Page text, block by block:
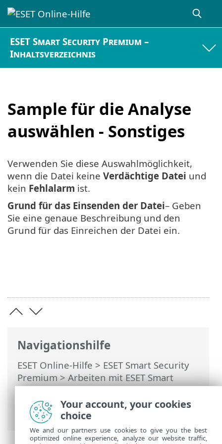
ESET Smart Security Premium –
Inhaltsverzeichnis
Sample für die Analyse
auswählen - Sonstiges
Navigationshilfe
ESET Online-Hilfe > ESET Smart Security
Premium>Arbeiten mit ESET Smart
Security Premium>Tools>Sample für
die Analyse auswählen> Sample für die
Analyse auswählen - Sonstiges
Verwenden Sie diese Auswahlmöglichkeit,
wenn die Datei keine Verdächtige Datei und
kein Fehlalarm ist.
Grund für das Einsenden der Datei– Geben
Sie eine genaue Beschreibung und den
Grund für das Einreichen der Datei ein.
Your account, your cookies
choice
We and our partners use cookies to give you the best
optimized online experience, analyze our website traffic,